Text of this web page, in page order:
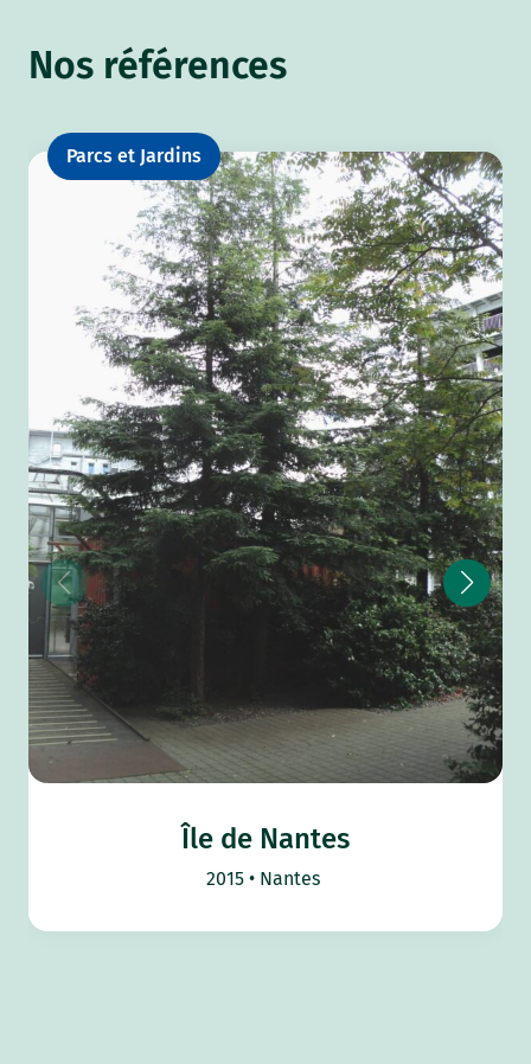
Nos références
Parcs et Jardins
Île de Nantes
2015 Nantes